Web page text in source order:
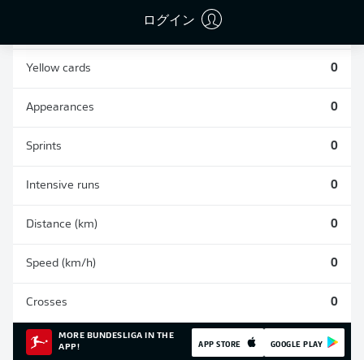
ログイン
Yellow cards 0
Appearances 0
Sprints 0
Intensive runs 0
Distance (km) 0
Speed (km/h) 0
Crosses 0
MORE BUNDESLIGA IN THE
APP!
APP STORE GOOGLE PLAY